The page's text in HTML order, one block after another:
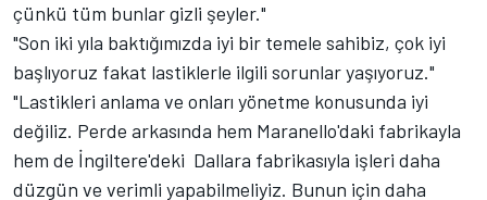
çünkü tüm bunlar gizli şeyler."
"Son iki yıla baktığımızda iyi bir temele sahibiz, çok iyi
başlıyoruz fakat lastiklerle ilgili sorunlar yaşıyoruz."
"Lastikleri anlama ve onları yönetme konusunda iyi
değiliz. Perde arkasında hem Maranello'daki fabrikayla
hem de İngiltere'deki Dallara fabrikasıyla işleri daha
düzgün ve verimli yapabilmeliyiz. Bunun için daha